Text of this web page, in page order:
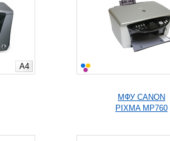
A4
МФУ CANON
PIXMA MP760